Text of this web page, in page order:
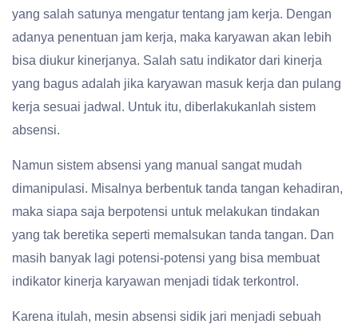
yang salah satunya mengatur tentang jam kerja. Dengan
adanya penentuan jam kerja, maka karyawan akan lebih
bisa diukur kinerjanya. Salah satu indikator dari kinerja
yang bagus adalah jika karyawan masuk kerja dan pulang
kerja sesuai jadwal. Untuk itu, diberlakukanlah sistem
absensi.
Namun sistem absensi yang manual sangat mudah
dimanipulasi. Misalnya berbentuk tanda tangan kehadiran,
maka siapa saja berpotensi untuk melakukan tindakan
yang tak beretika seperti memalsukan tanda tangan. Dan
masih banyak lagi potensi-potensi yang bisa membuat
indikator kinerja karyawan menjadi tidak terkontrol.
Karena itulah, mesin absensi sidik jari menjadi sebuah